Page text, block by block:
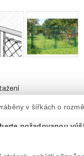
v šířkách o
požadovanou
kovovými panty a
trubek.